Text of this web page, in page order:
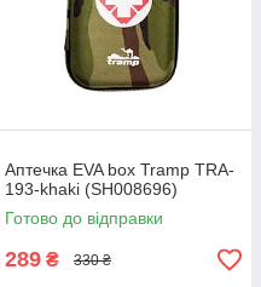
Аптечка EVA box Tramp TRA-
193-khaki (SH008696)
Готово до відправки
289 ₴ 330 ₴